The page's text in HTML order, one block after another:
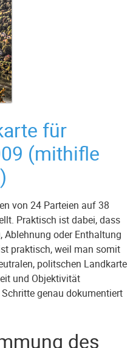
für
(mithifle
von 24 Parteien auf 38
Praktisch ist dabei, dass
oder Enthaltung
praktisch, weil man somit
politschen Landkarte
und Objektivität
genau dokumentiert
des